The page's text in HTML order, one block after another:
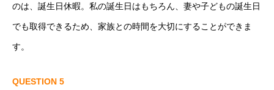
のは、誕生日休暇。私の誕生日はもちろん、妻や子どもの誕生日
でも取得できるため、家族との時間を大切にすることができま
す。
QUESTION 5